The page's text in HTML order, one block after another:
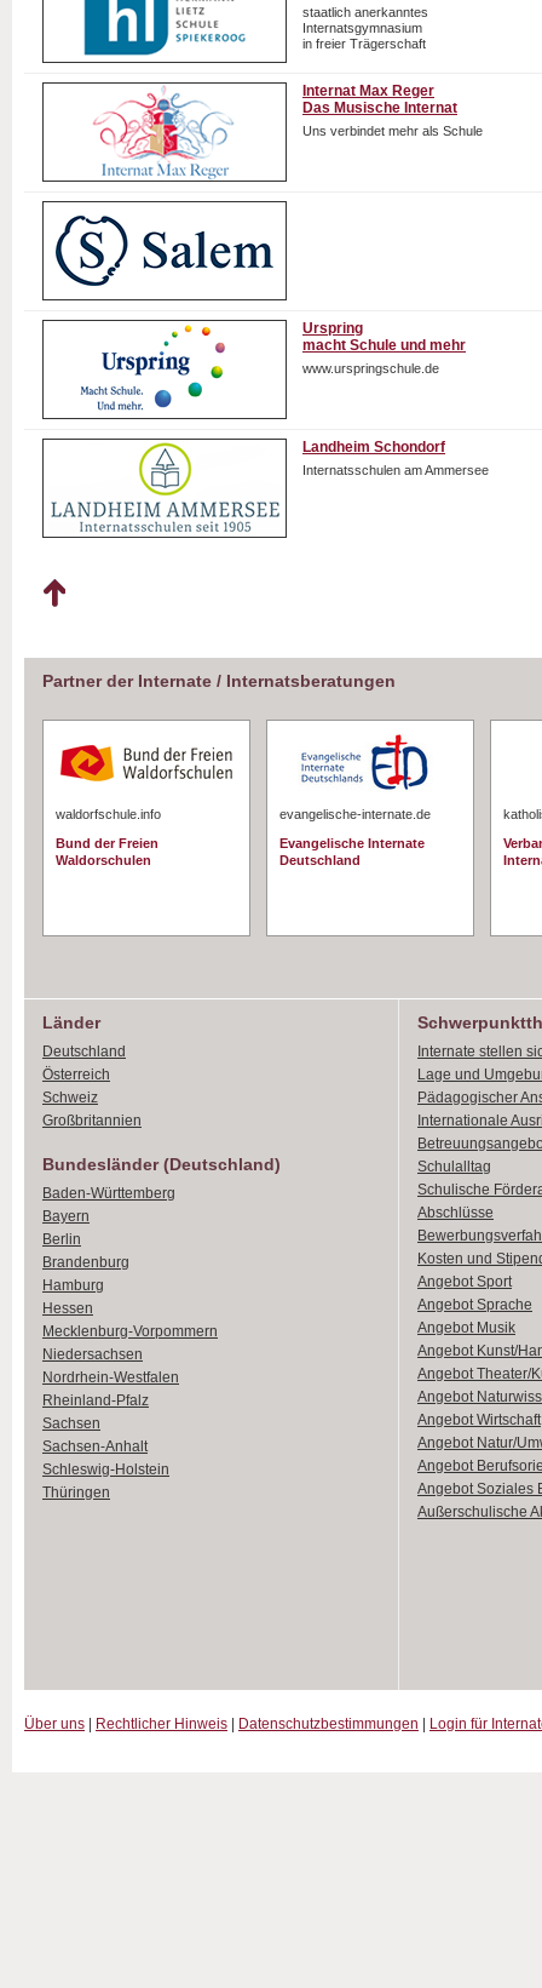
staatlich anerkanntes
Internatsgymnasium
in freier Trägerschaft
Internat Max Reger
Das Musische Internat
Uns verbindet mehr als Schule
Urspring
macht Schule und mehr
www.urspringschule.de
Landheim Schondorf
Internatsschulen am Ammersee
Partner der Internate / Internatsberatungen
waldorfschule.info
Bund der Freien
Waldorschulen
evangelische-internate.de
Evangelische Internate
Deutschland
Länder
Deutschland
Österreich
Schweiz
Großbritannien
Bundesländer (Deutschland)
Baden-Württemberg
Bayern
Berlin
Brandenburg
Hamburg
Hessen
Mecklenburg-Vorpommern
Niedersachsen
Nordrhein-Westfalen
Rheinland-Pfalz
Sachsen
Sachsen-Anhalt
Schleswig-Holstein
Thüringen
Internate stellen
Lage und
Pädagogischer
Internationale
Schulalltag
Schulische
Abschlüsse
Kosten und
Angebot Sport
Angebot Sprache
Angebot Musik
Angebot Kunst/
Angebot Theater/
Angebot
Angebot Wirtschaft
Angebot Natur/
Angebot
Angebot Soziales
Außerschulische
Über uns Rechtlicher Hinweis Datenschutzbestimmungen Login für